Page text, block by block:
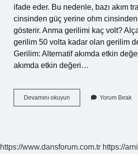
ifade eder. Bu nedenle, bazı akım
cinsinden güç yerine ohm cinsinden
gösterir. Anma gerilimi kaç volt?
gerilim 50 volta kadar olan gerilim
Gerilim: Alternatif akımda etkin
akımda etkin değeri…
Devamını okuyun
Anma
Yorum Bırak
https://www.dansforum.com.tr https://